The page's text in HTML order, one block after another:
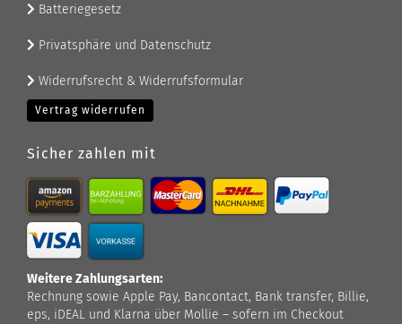
Batteriegesetz
Privatsphäre und Datenschutz
Widerrufsrecht & Widerrufsformular
Vertrag widerrufen
Sicher zahlen mit
Weitere Zahlungsarten:
Rechnung sowie Apple Pay, Bancontact, Bank transfer, Billie,
eps, iDEAL und Klarna über Mollie – sofern im Checkout